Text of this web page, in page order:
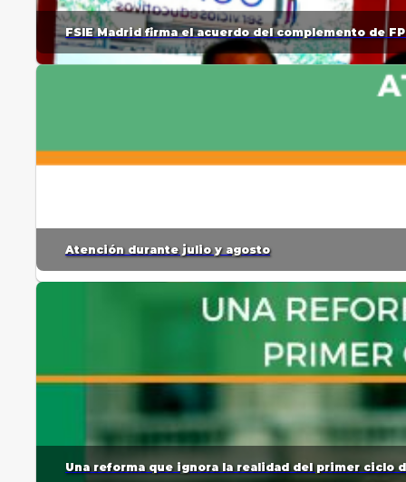
FSIE Madrid firma el acuerdo del complemento de
Atención durante julio y agosto
Una reforma que ignora la realidad del primer ciclo